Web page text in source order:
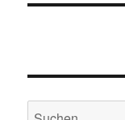
Suchen